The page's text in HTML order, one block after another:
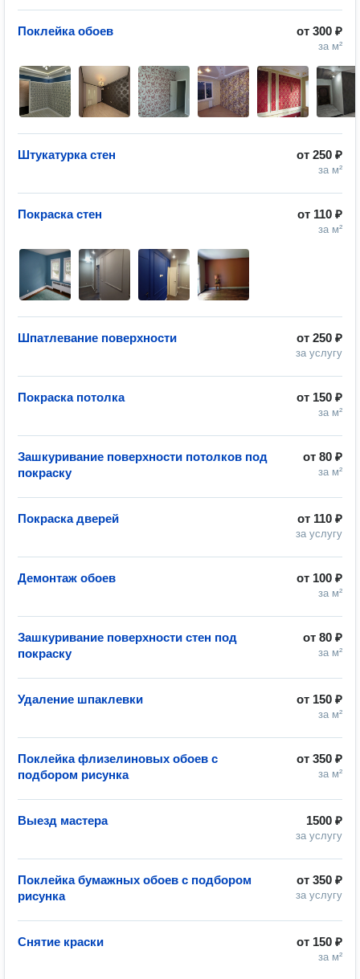
от 300 ₽
за м²
Поклейка обоев
от 250 ₽
за м²
Штукатурка стен
от 110 ₽
за м²
Покраска стен
от 250 ₽
за услугу
Шпатлевание поверхности
от 150 ₽
за м²
Покраска потолка
от 80 ₽
за м²
Зашкуривание поверхности потолков под
покраску
от 110 ₽
за услугу
Покраска дверей
от 100 ₽
за м²
Демонтаж обоев
от 80 ₽
за м²
Зашкуривание поверхности стен под
покраску
от 150 ₽
за м²
Удаление шпаклевки
от 350 ₽
за м²
Поклейка флизелиновых обоев с
подбором рисунка
1500 ₽
за услугу
Выезд мастера
от 350 ₽
за услугу
Поклейка бумажных обоев с подбором
рисунка
от 150 ₽
за м²
Снятие краски